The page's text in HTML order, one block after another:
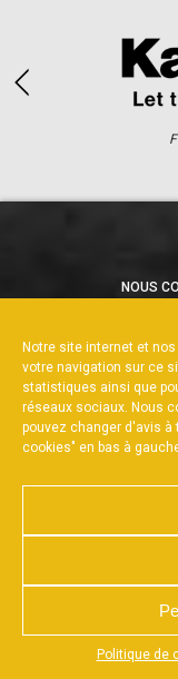
Notre site internet et
votre navigation sur ce
statistiques ainsi que
réseaux sociaux. Nous
pouvez changer d'avis
cookies" en bas à
Politique de
Appuyez sur le bouton
NOUS